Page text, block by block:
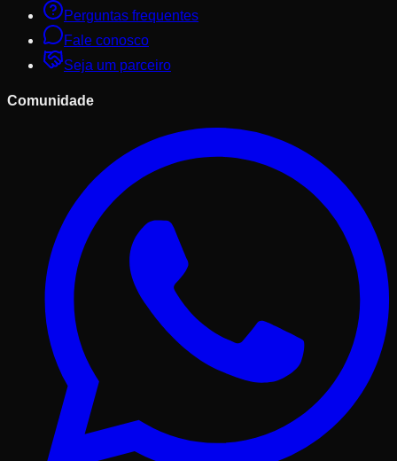
Perguntas frequentes
Fale conosco
Seja um parceiro
Comunidade